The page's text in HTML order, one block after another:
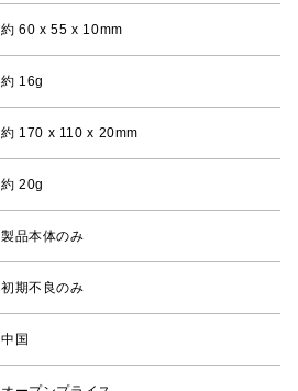
約 60 x 55 x 10mm
約 16g
約 170 x 110 x 20mm
約 20g
製品本体のみ
初期不良のみ
中国